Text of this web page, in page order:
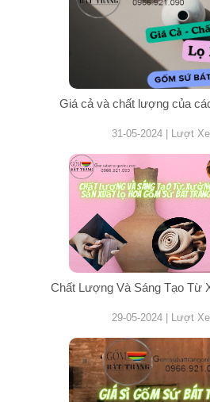
Giá cả và chất lượng của
31-05-2024 | Lượt
Chất Lượng Và Sáng Tạo Từ
29-05-2024 | Lượt